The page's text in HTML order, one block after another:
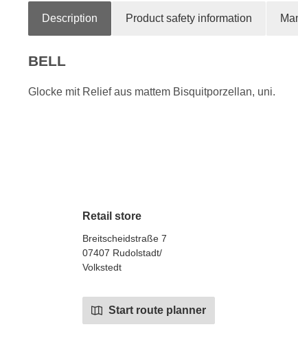
Description Product safety information
BELL
Glocke mit Relief aus mattem Bisquitporzellan, uni.
Retail store
Breitscheidstraße 7
07407 Rudolstadt/
Volkstedt
Start route planner